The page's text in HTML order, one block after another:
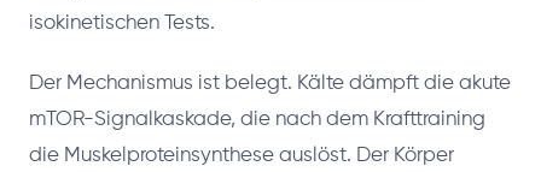
isokinetischen Tests.
Der Mechanismus ist belegt. Kälte dämpft die akute
mTOR-Signalkaskade, die nach dem Krafttraining
die Muskelproteinsynthese auslöst. Der Körper